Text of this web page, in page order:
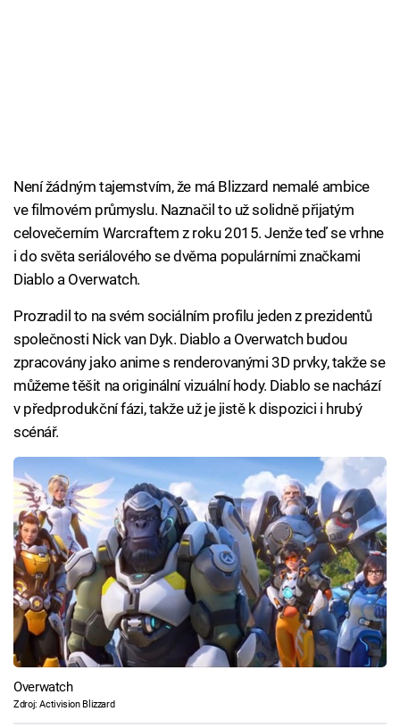
Není žádným tajemstvím, že má Blizzard nemalé ambice
ve filmovém průmyslu. Naznačil to už solidně přijatým
celovečerním Warcraftem z roku 2015. Jenže teď se vrhne
i do světa seriálového se dvěma populárními značkami
Diablo a Overwatch.
Prozradil to na svém sociálním profilu jeden z prezidentů
společnosti Nick van Dyk. Diablo a Overwatch budou
zpracovány jako anime s renderovanými 3D prvky, takže se
můžeme těšit na originální vizuální hody. Diablo se nachází
v předprodukční fázi, takže už je jistě k dispozici i hrubý
scénář.
Overwatch
Zdroj: Activision Blizzard